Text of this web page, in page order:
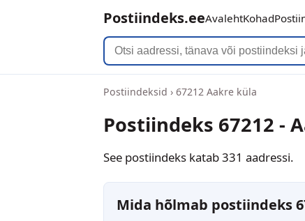
Postiindeks.eeAvalehtKohad
Postiindeksid › 67212 Aakre küla
Postiindeks 67212 -
See postiindeks katab 331 aadressi.
Mida hõlmab postiindeks